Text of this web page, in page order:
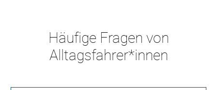
Häufige Fragen von
Alltagsfahrer*innen